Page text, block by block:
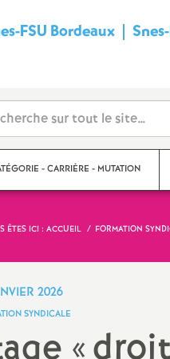
- CARRIÈRE - MUTATION
ÊTES ICI : ACCUEIL FORMATION
2026
SYNDICALE